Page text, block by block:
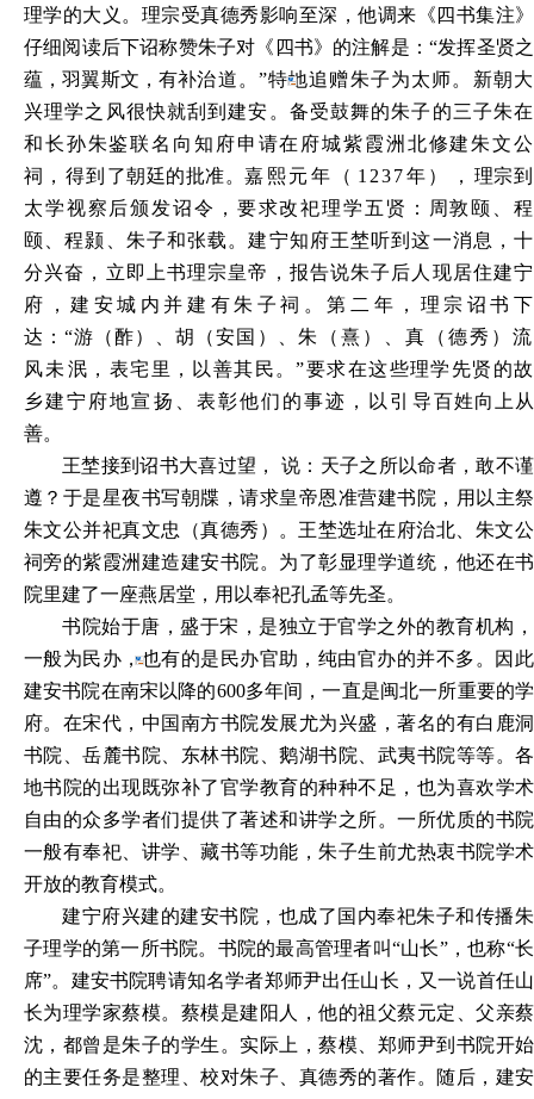
理学的大义。理宗受真德秀影响至深，他调来《四书集注》
仔细阅读后下诏称赞朱子对《四书》的注解是：“发挥圣贤之
蕴，羽翼斯文，有补治道。 ”特地追赠朱子为太师。新朝大
兴理学之风很快就刮到建安。备受鼓舞的朱子的三子朱在
和长孙朱鉴联名向知府申请在府城紫霞洲北修建朱文公
祠，得到 了朝廷的批准。嘉熙元年 （ 1237年 ） ， 理宗到
太学视察后颁发诏令，要求改祀理学五贤：周敦颐、程
颐、程颢、朱子和张载。建宁知府王埜听到这一消息，十
分兴奋，立即上书理宗皇帝，报告说朱子后人现居住建宁
府，建安城内并建有朱子祠。第二年，理宗诏书下
达：“游（酢）、胡（安国）、 朱（熹）、真（德秀）流
风未 泯，表宅里，以善其民。”要求在这些理学先贤的故
乡建宁府地宣扬、表彰他们的事迹，以引导百姓向上从
善。
王埜接到诏书大喜过望，
说：天子之所以命者，敢不谨
遵？于是星夜书写朝牒，请求皇帝恩准营建书院，用以主祭
朱文公并祀真文忠（真德秀）。王埜选址在府治北、朱文公
祠旁的紫霞洲建造建安书院。为了彰显理学道统，他还在书
院里建了一座燕居堂，用以奉祀孔孟等先圣。
书院始于唐，盛于宋，是独立于官学之外的教育机构，
一般为民办，也有的是民办官助，纯由官办的并不多。因此
建安书院在南宋以降的600多年间，一直是闽北一所重要的学
府。在宋代，中国南方书院发展尤为兴盛，著名的有白鹿洞
书院、岳麓书院、东林书院、鹅湖书院、武夷书院等等。各
地书院的出现既弥补了官学教育的种种不足，也为喜欢学术
自由的众多学者们提供了著述和讲学之所。一所优质的书院
一般有奉祀、讲学、藏书等功能，朱子生前尤热衷书院学术
开放的教育模式。
建宁府兴建的建安书院，也成了国内奉祀朱子和传播朱
子理学的第一所书院。书院的最高管理者叫“山长”，也称“长
席”。建安书院聘请知名学者郑师尹出任山长，又一说首任山
长为理学家蔡模。蔡模是建阳人，他的祖父蔡元定、父亲蔡
沈，都曾是朱子的学生。实际上，蔡模、郑师尹到书院开始
的主要任务是整理、校对朱子、真德秀的著作。随后，建安